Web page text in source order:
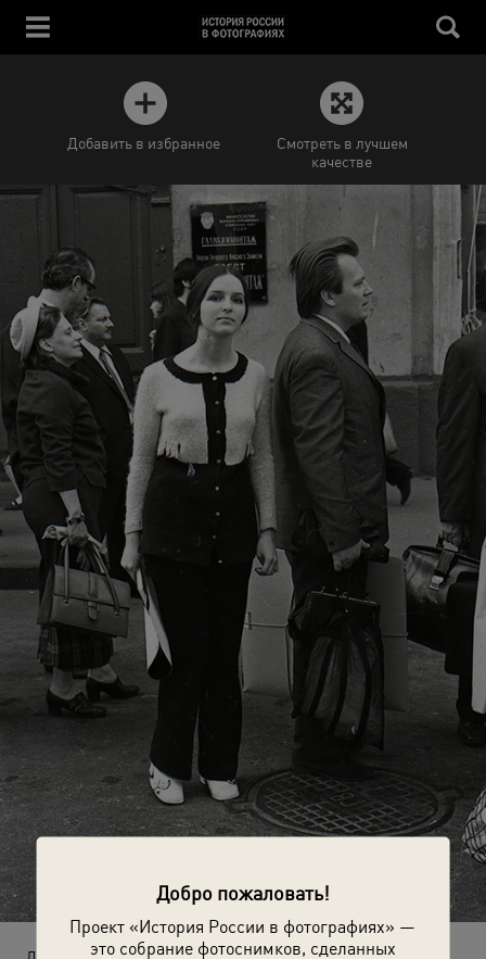
Добро пожаловать!
Проект «История России в фотографиях» —
это собрание фотоснимков, сделанных
Добавить в избранное
Смотреть в лучшем
качестве